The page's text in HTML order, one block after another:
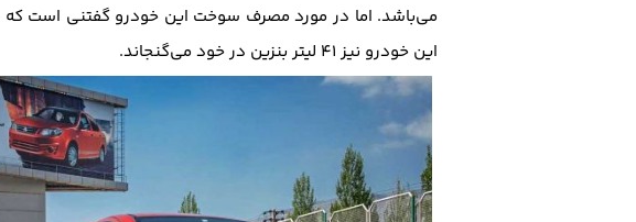
می‌باشد. اما در مورد مصرف سوخت این خودرو گفتنی است که موتور
این خودرو نیز ۴۱ لیتر بنزین در خود می‌گنجاند.